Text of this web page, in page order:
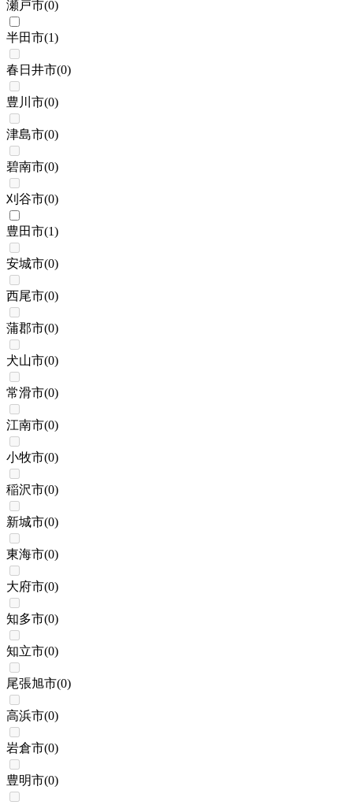
瀬戸市(0)
半田市(1)
春日井市(0)
豊川市(0)
津島市(0)
碧南市(0)
刈谷市(0)
豊田市(1)
安城市(0)
西尾市(0)
蒲郡市(0)
犬山市(0)
常滑市(0)
江南市(0)
小牧市(0)
稲沢市(0)
新城市(0)
東海市(0)
大府市(0)
知多市(0)
知立市(0)
尾張旭市(0)
高浜市(0)
岩倉市(0)
豊明市(0)